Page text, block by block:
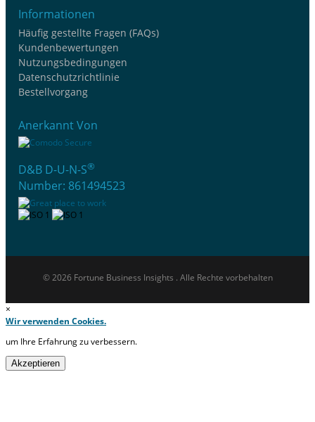
Informationen
Häufig gestellte Fragen (FAQs)
Kundenbewertungen
Nutzungsbedingungen
Datenschutzrichtlinie
Bestellvorgang
Anerkannt Von
D&B D-U-N-S®
Number: 861494523
© 2026 Fortune Business Insights . Alle Rechte vorbehalten
×
Wir verwenden Cookies.
um Ihre Erfahrung zu verbessern.
Akzeptieren